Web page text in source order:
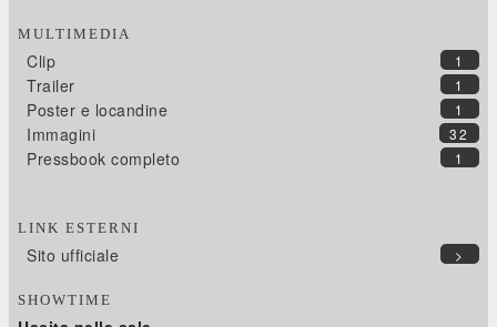
MULTIMEDIA
1
Clip
1
Trailer
1
Poster e locandine
32
Immagini
1
Pressbook completo
LINK ESTERNI
>
Sito ufficiale
SHOWTIME